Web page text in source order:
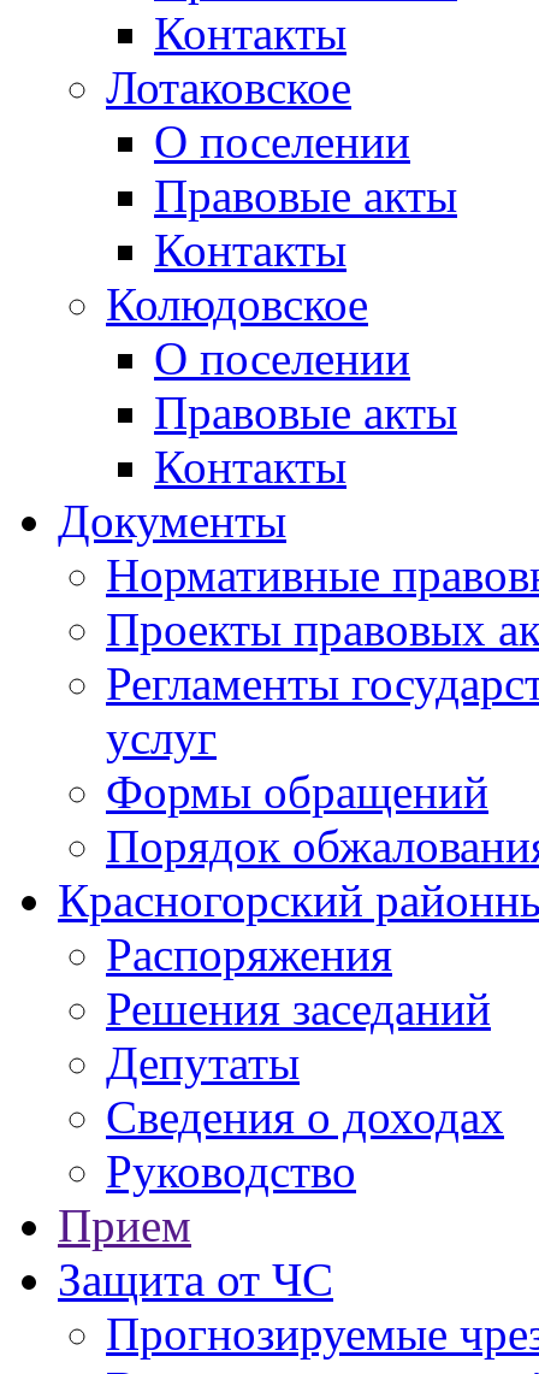
Контакты
Лотаковское
О поселении
Правовые акты
Контакты
Колюдовское
О поселении
Правовые акты
Контакты
Документы
Нормативные
Проекты правовых
Регламенты
услуг
Формы обращений
Порядок
Красногорский
Распоряжения
Решения заседаний
Депутаты
Сведения о доходах
Руководство
Прием
Защита от ЧС
Прогнозируемые